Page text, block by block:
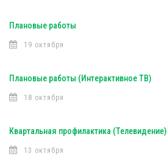
Плановые работы
19 октября
Плановые работы (Интерактивное ТВ)
18 октября
Квартальная профилактика (Телевидение)
13 октября